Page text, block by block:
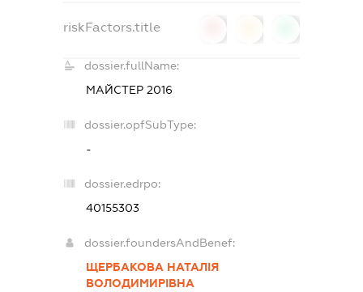
riskFactors.title
dossier.fullName:
МАЙСТЕР 2016
dossier.opfSubType:
-
dossier.edrpo:
40155303
dossier.foundersAndBenef:
ЩЕРБАКОВА НАТАЛІЯ
ВОЛОДИМИРІВНА